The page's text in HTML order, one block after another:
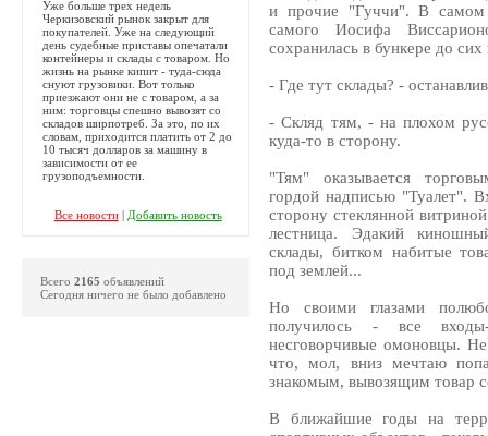
и прочие "Гуччи". В самом
самого Иосифа
сохранилась в бункере до сих
- Где тут склады? -
- Скляд тям, - на плохом
куда-то в сторону.
"Тям" оказывается
гордой надписью "Туалет".
сторону стеклянной
лестница. Эдакий
склады, битком набитые
под землей...
Но своими глазами
получилось - все
несговорчивые омоновцы.
что, мол, вниз мечтаю
знакомым, вывозящим товар
В ближайшие годы на
Уже больше трех недель
Черкизовский рынок закрыт для
покупателей. Уже на следующий
день судебные приставы опечатали
контейнеры и склады с товаром. Но
жизнь на рынке кипит - туда-сюда
снуют грузовики. Вот только
приезжают они не с товаром, а за
ним: торговцы спешно вывозят со
складов ширпотреб. За это, по их
словам, приходится платить от 2 до
10 тысяч долларов за машину в
зависимости от ее
грузоподъемности.
Все новости| Добавить новость
Всего 2165 объявлений
Сегодня ничего не было добавлено